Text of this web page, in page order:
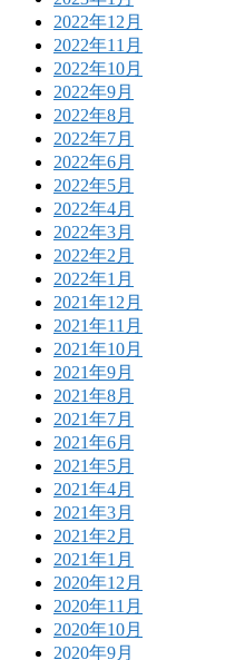
2022年12月
2022年11月
2022年10月
2022年9月
2022年8月
2022年7月
2022年6月
2022年5月
2022年4月
2022年3月
2022年2月
2022年1月
2021年12月
2021年11月
2021年10月
2021年9月
2021年8月
2021年7月
2021年6月
2021年5月
2021年4月
2021年3月
2021年2月
2021年1月
2020年12月
2020年11月
2020年10月
2020年9月